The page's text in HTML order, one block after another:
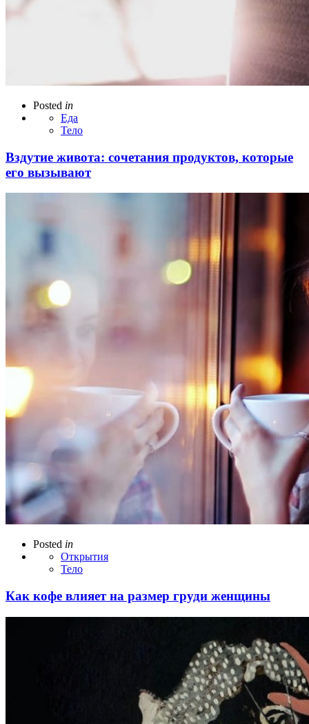
Posted in
Еда
Тело
Вздутие живота: сочетания продуктов, которые
его вызывают
Posted in
Открытия
Тело
Как кофе влияет на размер груди женщины